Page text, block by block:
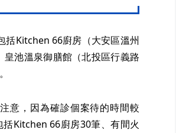
括Kitchen 66廚房（大安區溫州
池溫泉御膳館（北投區行義路
意，因為確診個案待的時間較
Kitchen 66廚房30筆、有間火